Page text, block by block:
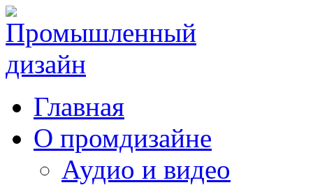
Главная
О промдизайне
Аудио и видео